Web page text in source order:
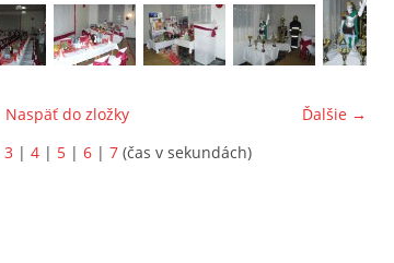
Ďalšie →
Naspäť do zložky
3 | 4 | 5 | 6 | 7 (čas v sekundách)